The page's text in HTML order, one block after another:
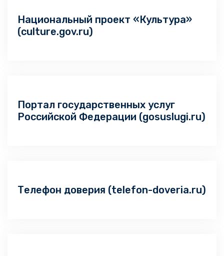
Национальный проект «Культура»
(culture.gov.ru)
Портал государственных услуг
Российской Федерации (gosuslugi.ru)
Телефон доверия (telefon-doveria.ru)